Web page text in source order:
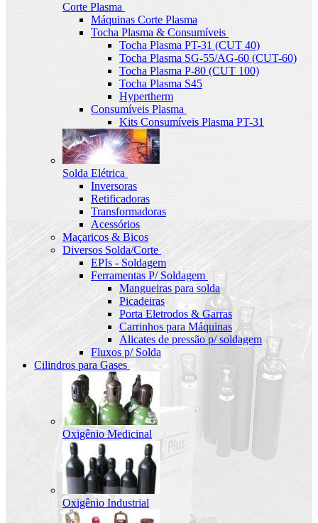
Corte Plasma
Máquinas Corte Plasma
Tocha Plasma & Consumíveis
Tocha Plasma PT-31 (CUT 40)
Tocha Plasma SG-55/AG-60 (CUT-60)
Tocha Plasma P-80 (CUT 100)
Tocha Plasma S45
Hypertherm
Consumíveis Plasma
Kits Consumíveis Plasma PT-31
Solda Elétrica
Inversoras
Retificadoras
Transformadoras
Acessórios
Maçaricos & Bicos
Diversos Solda/Corte
EPIs - Soldagem
Ferramentas P/ Soldagem
Mangueiras para solda
Picadeiras
Porta Eletrodos & Garras
Carrinhos para Máquinas
Alicates de pressão p/ soldagem
Fluxos p/ Solda
Cilindros para Gases
Oxigênio Medicinal
Oxigênio Industrial